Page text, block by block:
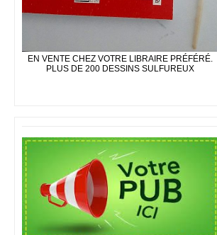
EN VENTE CHEZ VOTRE LIBRAIRE PRÉFÉRÉ.
PLUS DE 200 DESSINS SULFUREUX